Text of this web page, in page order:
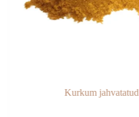
Kurkum jahvatatud